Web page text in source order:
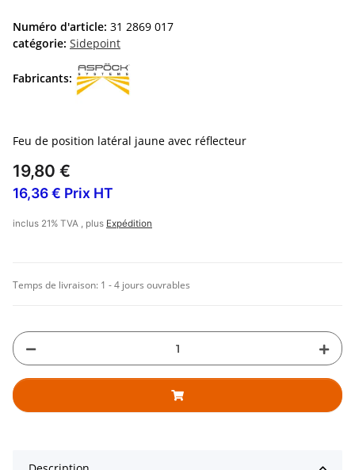
Numéro d'article: 31 2869 017
catégorie: Sidepoint
Fabricants:
Feu de position latéral jaune avec réflecteur
19,80 €
16,36 € Prix HT
inclus 21% TVA , plus Expédition
Temps de livraison: 1 - 4 jours ouvrables